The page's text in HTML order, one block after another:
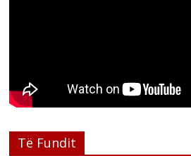
Të Fundit